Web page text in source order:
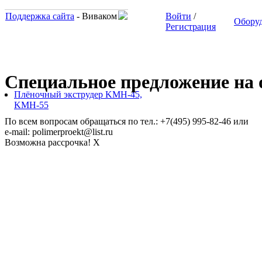
Плёночный экструдер KMH-45,
KMH-55
Поддержка сайта - Виваком Войти /
Регистрация
Специальное предложение на
По всем вопросам обращаться по тел.: +7(495) 995-82-46 или
e-mail: polimerproekt@list.ru
Возможна рассрочка! X